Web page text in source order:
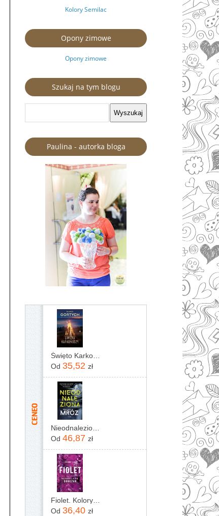
Kolory Semilac
Opony zimowe
Opony zimowe
Szukaj na tym blogu
Paulina - autorka bloga
Od 35,52 zł
Od 46,87 zł
Od 36,40 zł